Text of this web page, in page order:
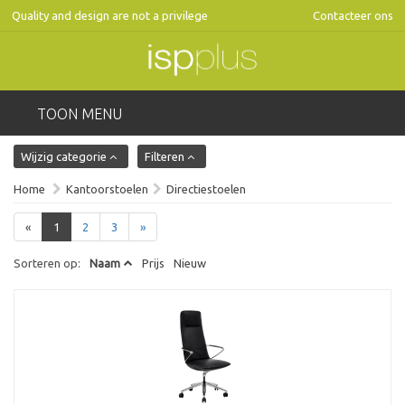
Quality and design are not a privilege Contacteer ons
TOON MENU
Wijzig categorie Filteren
Home Kantoorstoelen Directiestoelen
« 1 2 3 »
Sorteren op: Naam Prijs Nieuw